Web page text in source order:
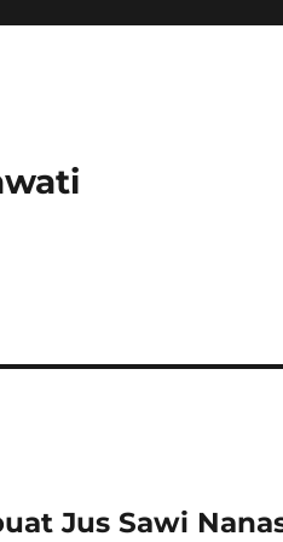
Jus Sawi